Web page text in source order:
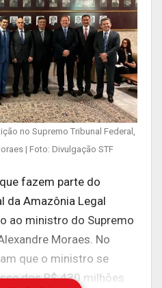
no Supremo Tribunal Federal,
| Foto: Divulgação STF
fazem parte do
da Amazônia Legal
ao ministro do Supremo
Moraes. No
que o ministro se
dos R$ 430 milhões